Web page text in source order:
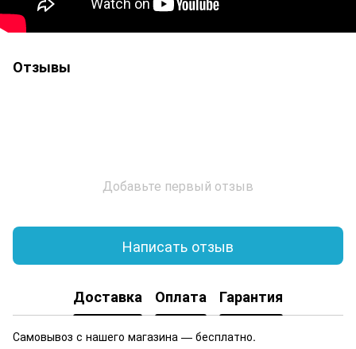
Отзывы
Добавьте первый отзыв
Написать отзыв
Доставка Оплата Гарантия
Самовывоз с нашего магазина — бесплатно.